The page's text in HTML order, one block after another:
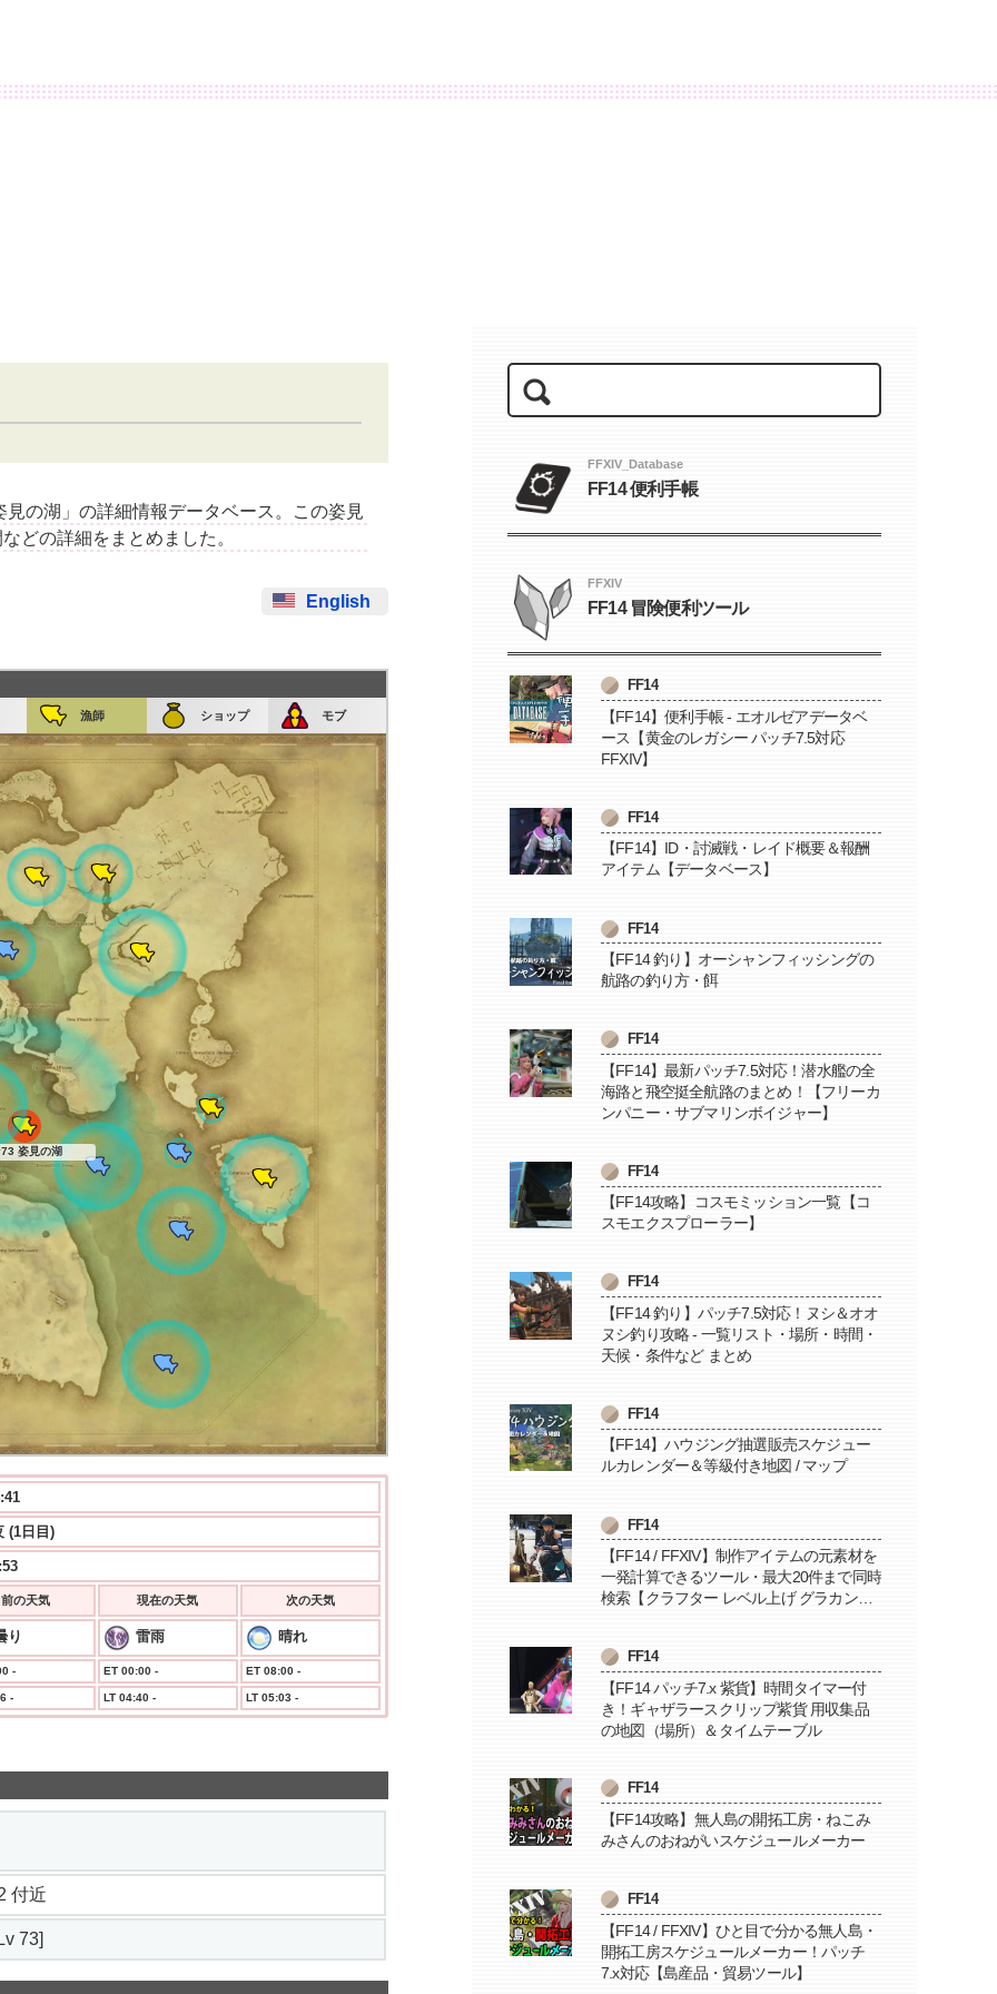
の湖」の詳細情報データベース。この姿見
どの詳細をまとめました。
English
漁師 ショップ モブ
姿見の湖
(1日目)
前の天気 現在の天気 次の天気
り 雷雨 晴れ
- ET 00:00 - ET 08:00 -
- LT 04:40 - LT 05:03 -
付近
73]
FFXIV_Database
FF14 便利手帳
FFXIV
FF14 冒険便利ツール
FF14
【FF14】便利手帳 - エオルゼアデータベ
ース【黄金のレガシー パッチ7.5対応
FFXIV】
FF14
【FF14】ID・討滅戦・レイド概要＆報酬
アイテム【データベース】
FF14
【FF14 釣り】オーシャンフィッシングの
航路の釣り方・餌
FF14
【FF14】最新パッチ7.5対応！潜水艦の全
海路と飛空挺全航路のまとめ！【フリーカ
ンパニー・サブマリンボイジャー】
FF14
【FF14攻略】コスモミッション一覧【コ
スモエクスプローラー】
FF14
【FF14 釣り】パッチ7.5対応！ヌシ＆オオ
ヌシ釣り攻略 - 一覧リスト・場所・時間・
天候・条件など まとめ
FF14
【FF14】ハウジング抽選販売スケジュー
ルカレンダー＆等級付き地図 / マップ
FF14
【FF14 / FFXIV】制作アイテムの元素材を
一発計算できるツール・最大20件まで同時
検索【クラフター レベル上げ グラカン納
FF14
【FF14 パッチ7.x 紫貨】時間タイマー付
き！ギャザラースクリップ紫貨 用収集品
の地図（場所）＆タイムテーブル
FF14
【FF14攻略】無人島の開拓工房・ねこみ
みさんのおねがいスケジュールメーカー
FF14
【FF14 / FFXIV】ひと目で分かる無人島・
開拓工房スケジュールメーカー！パッチ
7.x対応【島産品・貿易ツール】